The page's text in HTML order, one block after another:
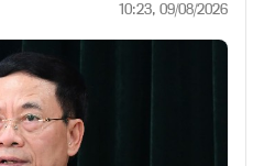
10:23, 09/08/2026